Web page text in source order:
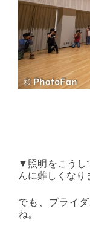
▼照明をこうし
んに難しくなり
でも、ブライ
ね。